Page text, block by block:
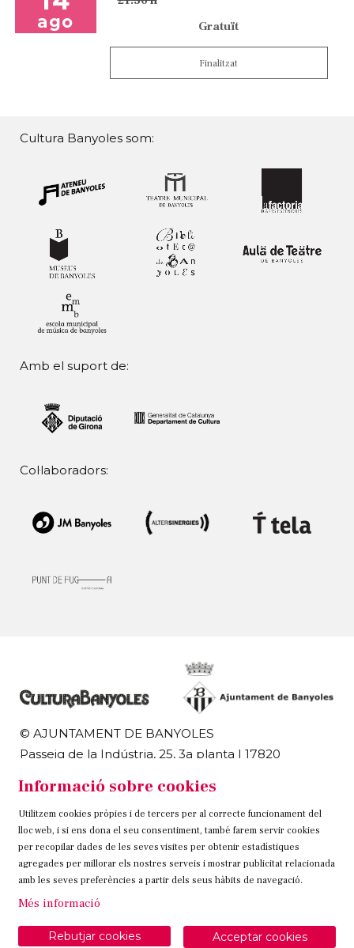
ago
Gratuït
Finalitzat
Cultura Banyoles som:
Amb el suport de:
Col·laboradors:
© AJUNTAMENT DE BANYOLES
Passeig de la Indústria, 25, 3a planta | 17820
972 58 18 48 | 972 57 00 50
Sitemap Avís Legal Ús de Cookies Contacteu
Link a instagram
Link a twitter
Link a facebook
Informació sobre cookies
Utilitzem cookies pròpies i de tercers per al correcte funcionament del
lloc web, i si ens dona el seu consentiment, també farem servir cookies
per recopilar dades de les seves visites per obtenir estadístiques
agregades per millorar els nostres serveis i mostrar publicitat relacionada
amb les seves preferències a partir dels seus hàbits de navegació.
Més informació
Acceptar cookies
Rebutjar cookies